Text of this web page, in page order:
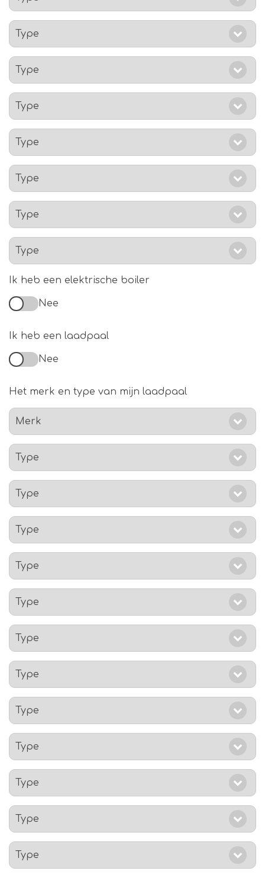
Ik heb een elektrische boiler
Nee
Ik heb een laadpaal
Nee
Het merk en type van mijn laadpaal